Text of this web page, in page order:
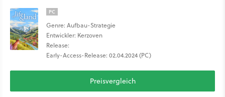
PC
Genre: Aufbau-Strategie
Entwickler: Kerzoven
Release:
Early-Access-Release: 02.04.2024 (PC)
Preisvergleich